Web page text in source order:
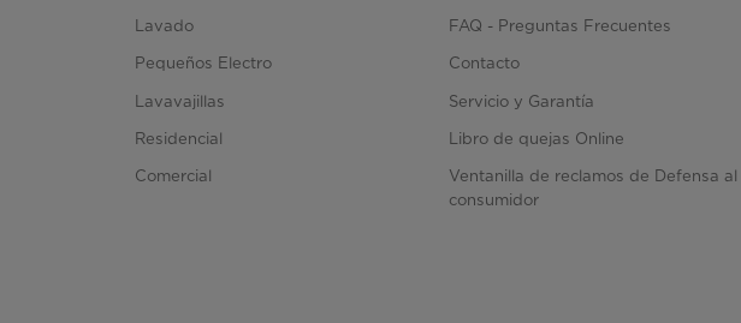
Lavado
Pequeños Electro
Lavavajillas
Residencial
Comercial
FAQ - Preguntas Frecuentes
Contacto
Servicio y Garantía
Libro de quejas Online
Ventanilla de reclamos de Defensa al
consumidor